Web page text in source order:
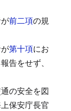
前二項の規
第十項にお
告をせず、
の安全を図
保安庁長官